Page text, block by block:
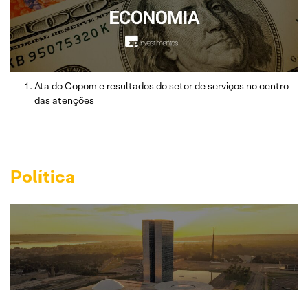
Ata do Copom e resultados do setor de serviços no centro
das atenções
Política